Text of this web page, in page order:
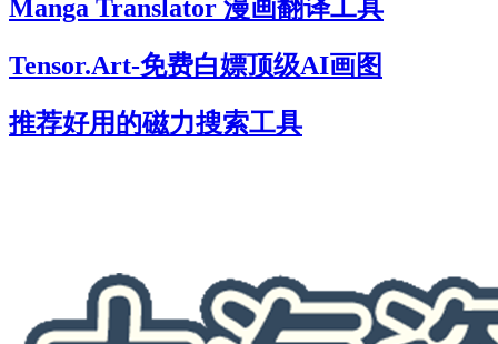
Manga Translator 漫画翻译工具
Tensor.Art-免费白嫖顶级AI画图
推荐好用的磁力搜索工具